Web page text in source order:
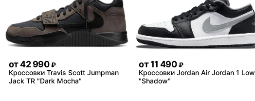
от42 990 ₽
Кроссовки Travis Scott Jumpman
Jack TR "Dark Mocha"
от 11 490 ₽
Кроссовки Jordan Air Jordan 1 Low
"Shadow"